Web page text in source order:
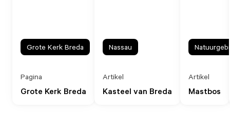
Grote Kerk Breda
Pagina
Grote Kerk Breda
Kasteel van Breda
Artikel
Nassau
Mastbos
Artikel